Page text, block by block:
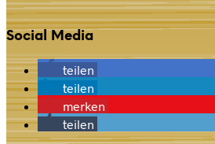
Social Media
teilen
teilen
merken
teilen